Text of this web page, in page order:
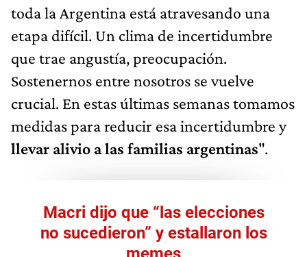
toda la Argentina está atravesando una
etapa difícil. Un clima de incertidumbre
que trae angustía, preocupación.
Sostenernos entre nosotros se vuelve
crucial. En estas últimas semanas tomamos
medidas para reducir esa incertidumbre y
llevar alivio a las familias argentinas".
Macri dijo que “las elecciones
no sucedieron” y estallaron los